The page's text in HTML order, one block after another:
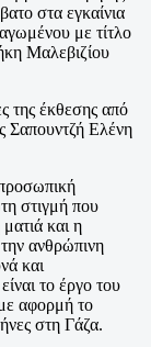
στα εγκαίνια
με τίτλο
Μαλεβιζίου
της έκθεσης από
Σαπουντζή Ελένη
στιγμή που
και η
την ανθρώπινη
και
το έργο του
αφορμή το
στη Γάζα.